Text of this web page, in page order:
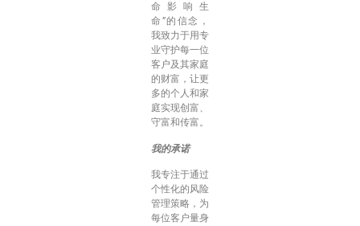
命影响生
命”的信念，
我致力于用专
业守护每一位
客户及其家庭
的财富，让更
多的个人和家
庭实现创富、
守富和传富。
我的承诺
我专注于通过
个性化的风险
管理策略，为
每位客户量身